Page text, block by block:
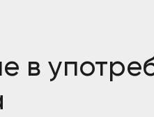
в